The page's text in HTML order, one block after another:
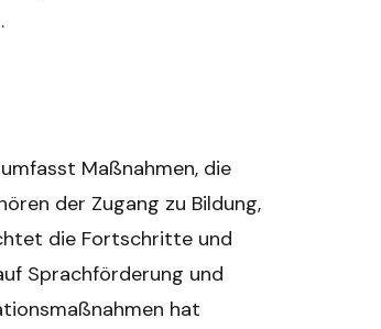
Maßnahmen, die
der Zugang zu Bildung,
die Fortschritte und
Sprachförderung und
hat